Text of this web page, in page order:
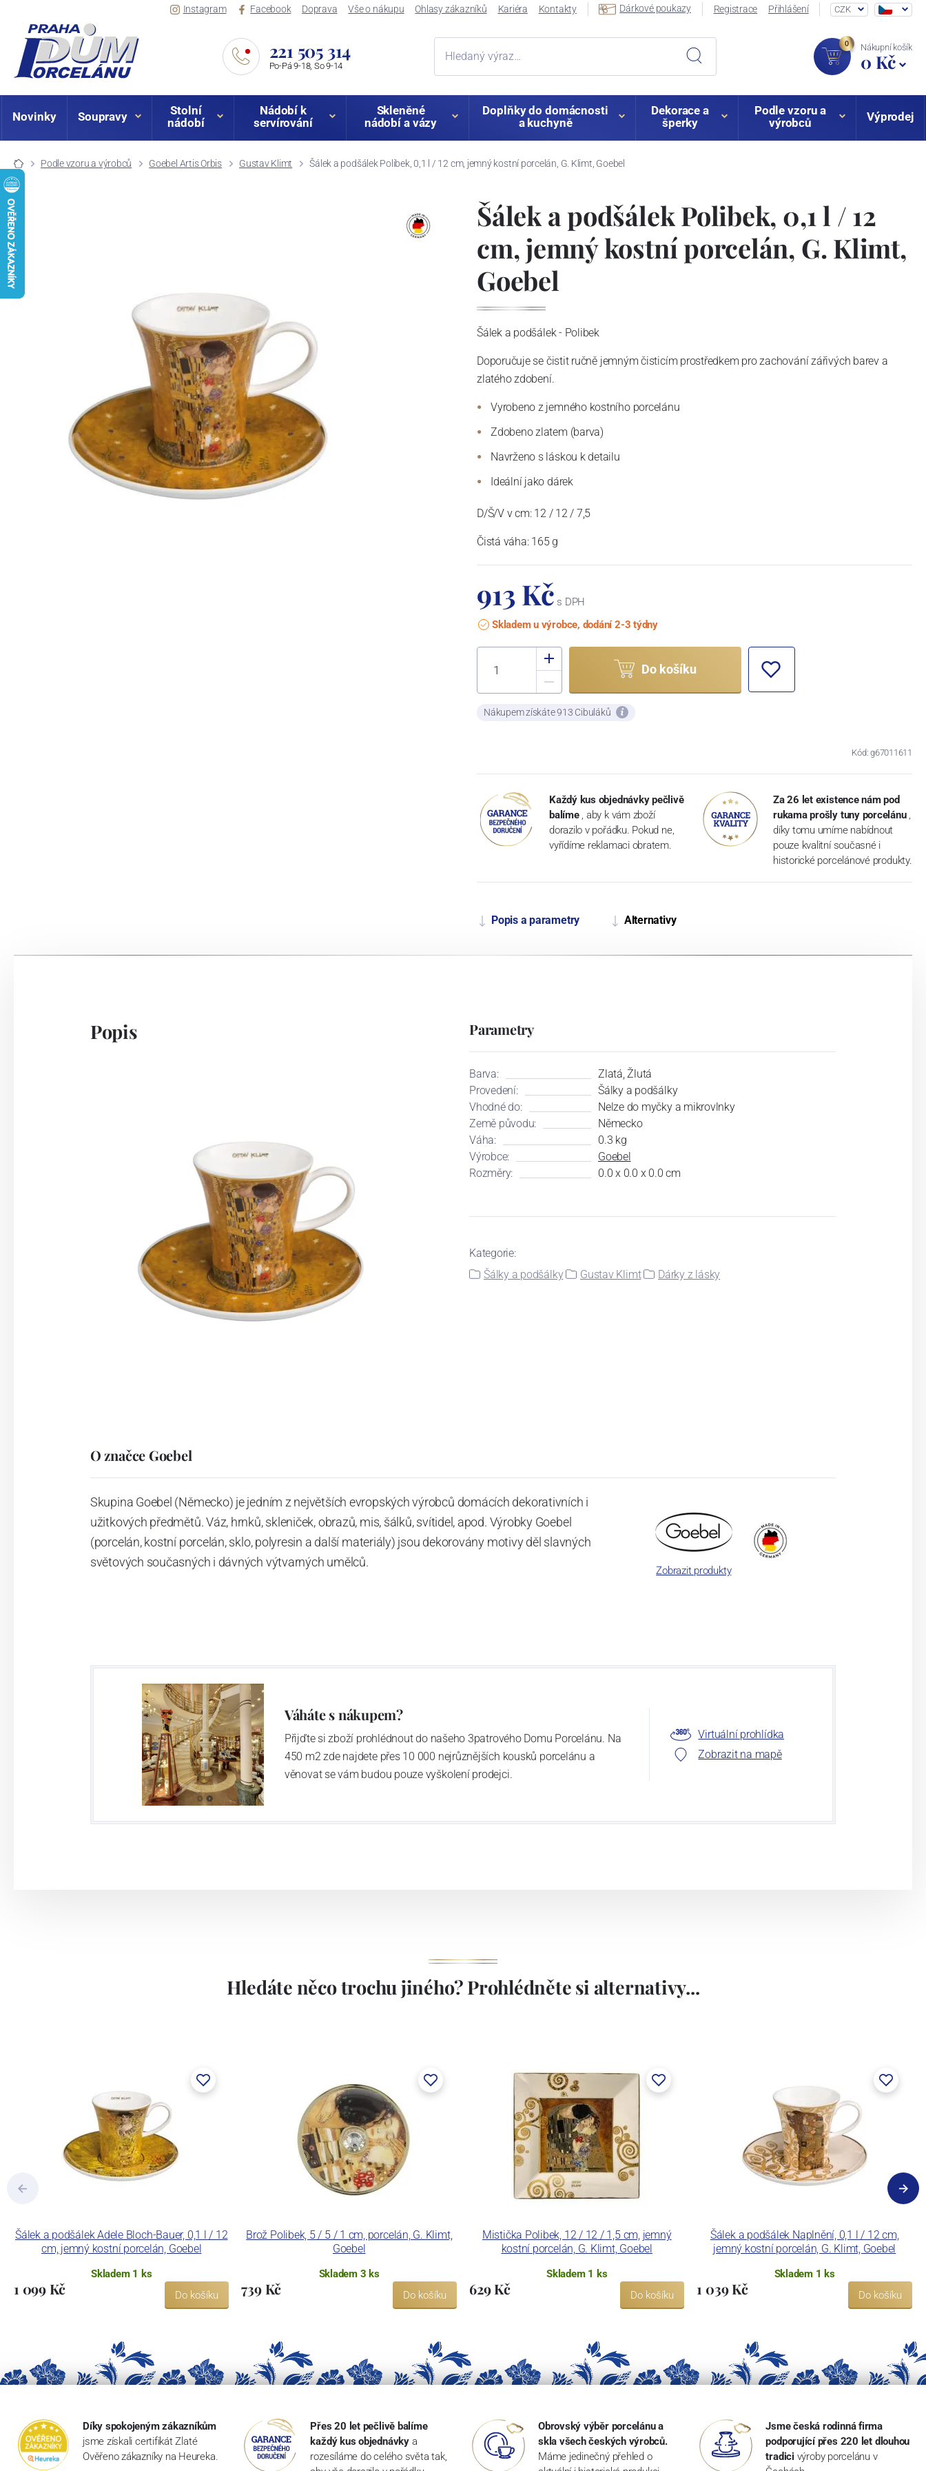
Instagram Facebook Doprava Vše o nákupu Ohlasy zákazníků Kariéra Kontakty Dárkové poukazy Registrace Přihlášení CZK
221 505 314
Po-Pá 9-18, So 9-14
0 Nákupní košík
0 Kč
Novinky Soupravy
Stolní
nádobí
Nádobí k
servírování
Skleněné
nádobí a vázy
Doplňky do domácnosti
a kuchyně
Dekorace a
šperky
Podle vzoru a
výrobců
Výprodej
Podle vzoru a výrobců Goebel Artis Orbis Gustav Klimt Šálek a podšálek Polibek, 0,1 l / 12 cm, jemný kostní porcelán, G. Klimt, Goebel
Šálek a podšálek Polibek, 0,1 l / 12
cm, jemný kostní porcelán, G. Klimt,
Goebel
Šálek a podšálek - Polibek
Doporučuje se čistit ručně jemným čisticím prostředkem pro zachování zářivých barev a
zlatého zdobení.
Vyrobeno z jemného kostního porcelánu
Zdobeno zlatem (barva)
Navrženo s láskou k detailu
Ideální jako dárek
D/Š/V v cm: 12 / 12 / 7,5
Čistá váha: 165 g
913 Kč s DPH
Skladem u výrobce, dodání 2-3 týdny
Do košíku
Nákupem získáte 913 Cibuláků
Kód: g67011611
Každý kus objednávky pečlivě
balíme , aby k vám zboží
dorazilo v pořádku. Pokud ne,
vyřídíme reklamaci obratem.
Za 26 let existence nám pod
rukama prošly tuny porcelánu ,
díky tomu umíme nabídnout
pouze kvalitní současné i
historické porcelánové produkty.
Popis a parametry Alternativy
Popis Parametry
Barva:
Zlatá, Žlutá
Provedení:
Šálky a podšálky
Vhodné do:
Nelze do myčky a mikrovlnky
Země původu:
Německo
Váha:
0.3 kg
Výrobce:
Goebel
Rozměry:
0.0 x 0.0 x 0.0 cm
Kategorie:
Šálky a podšálky
Gustav Klimt Dárky z lásky
O značce Goebel
Skupina Goebel (Německo) je jedním z největších evropských výrobců domácích dekorativních i
užitkových předmětů. Váz, hrnků, skleniček, obrazů, mis, šálků, svítidel, apod. Výrobky Goebel
(porcelán, kostní porcelán, sklo, polyresin a další materiály) jsou dekorovány motivy děl slavných
světových současných i dávných výtvarných umělců.
Zobrazit produkty
Váháte s nákupem?
Přijďte si zboží prohlédnout do našeho 3patrového Domu Porcelánu. Na
450 m2 zde najdete přes 10 000 nejrůznějších kousků porcelánu a
věnovat se vám budou pouze vyškolení prodejci.
Virtuální prohlídka
Zobrazit na mapě
Hledáte něco trochu jiného? Prohlédněte si alternativy...
Šálek a podšálek Adele Bloch-Bauer, 0,1 l / 12
cm, jemný kostní porcelán, Goebel
Skladem 1 ks
1 099 Kč Do košíku
Brož Polibek, 5 / 5 / 1 cm, porcelán, G. Klimt,
Goebel
Skladem 3 ks
739 Kč Do košíku
Mistička Polibek, 12 / 12 / 1,5 cm, jemný
kostní porcelán, G. Klimt, Goebel
Skladem 1 ks
629 Kč Do košíku
Šálek a podšálek Naplnění, 0,1 l / 12 cm,
jemný kostní porcelán, G. Klimt, Goebel
Skladem 1 ks
1 039 Kč Do košíku
Díky spokojeným zákazníkům
jsme získali certifikát Zlaté
Ověřeno zákazníky na Heureka.
Přes 20 let pečlivě balíme
každý kus objednávky a
rozesíláme do celého světa tak,
Obrovský výběr porcelánu a
skla všech českých výrobců.
Máme jedinečný přehled o
Jsme česká rodinná firma
podporující přes 220 let dlouhou
tradici výroby porcelánu v